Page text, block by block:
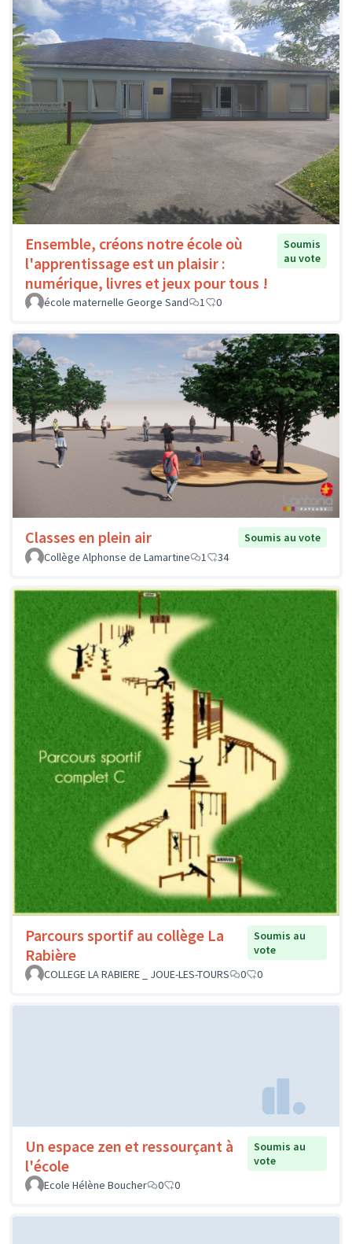
Ensemble, créons notre école où
l'apprentissage est un plaisir :
numérique, livres et jeux pour tous !
Soumis
au vote
école maternelle George Sand 1 0
Classes en plein air
Soumis au vote
Collège Alphonse de Lamartine
1 34
Parcours sportif au collège La
Rabière
Soumis au
vote
COLLEGE LA RABIERE _ JOUE-LES-TOURS
0 0
Un espace zen et ressourçant à
l'école
Soumis au
vote
Ecole Hélène Boucher
0 0